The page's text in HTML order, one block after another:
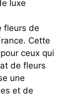
luxe
fleurs de
Cette
ceux qui
de fleurs
une
et de